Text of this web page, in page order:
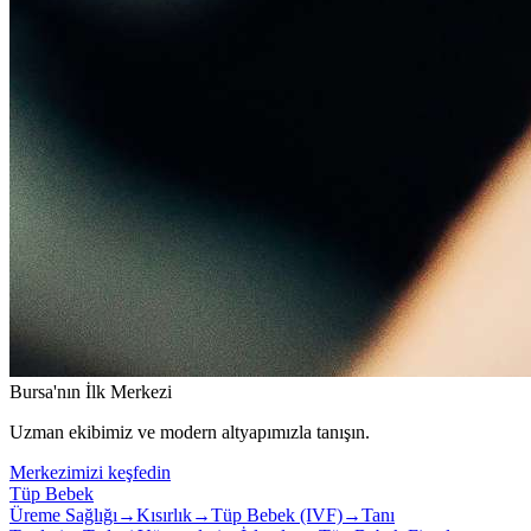
Bursa'nın İlk Merkezi
Uzman ekibimiz ve modern altyapımızla tanışın.
Merkezimizi keşfedin
Tüp Bebek
Üreme Sağlığı →Kısırlık→Tüp Bebek (IVF)→Tanı